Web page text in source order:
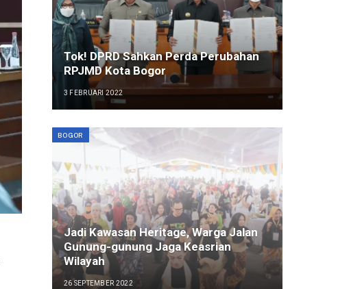
Tok! DPRD Sahkan Perda Perubahan
RPJMD Kota Bogor
3 FEBRUARI 2022
BOGOR
Jadi Kawasan Heritage, Warga Jalan
Gunung-gunung Jaga Keasrian
Wilayah
26 SEPTEMBER 2022